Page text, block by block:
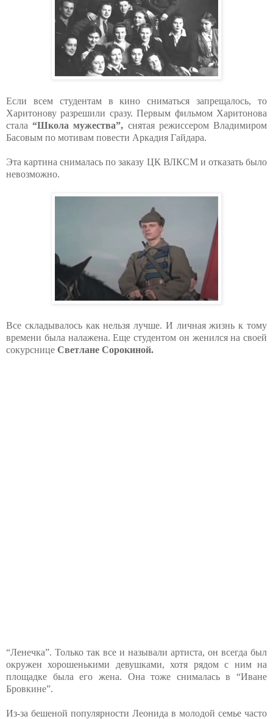
Если всем студентам в кино сниматься запрещалось, то
Харитонову разрешили сразу. Первым фильмом Харитонова
стала“Школа мужества”, снятая режиссером Владимиром
Басовым по мотивам повести Аркадия Гайдара.
Эта картина снималась по заказу ЦК ВЛКСМ и отказать было
невозможно.
Все складывалось как нельзя лучше. И личная жизнь к тому
времени была налажена. Еще студентом он женился на своей
сокурснице Светлане Сорокиной.
“Ленечка”. Только так все и называли артиста, он всегда был
окружен хорошенькими девушками, хотя рядом с ним на
площадке была его жена. Она тоже снималась в “Иване
Бровкине”.
Из-за бешеной популярности Леонида в молодой семье часто